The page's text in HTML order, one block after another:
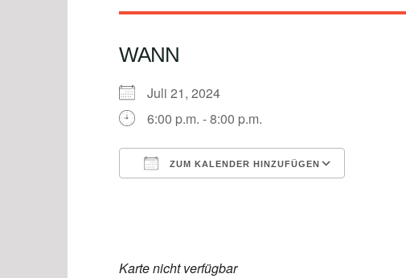
WANN
Juli 21, 2024
6:00 p.m. - 8:00 p.m.
ZUM KALENDER HINZUFÜGEN
Karte nicht verfügbar